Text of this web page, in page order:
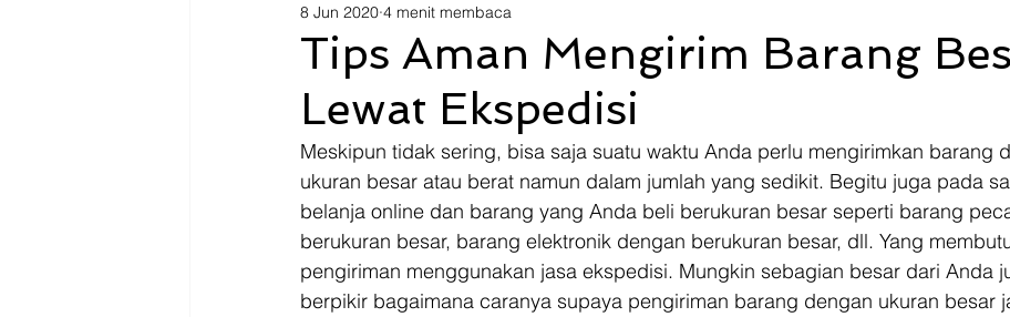
Marketing Media
Transporter Support Blog Vendor
Jakarta
Tips Aman Mengirim Barang
Lewat Ekspedisi
8 Jun 2020 4 menit membaca
Meskipun tidak sering, bisa saja suatu waktu Anda perlu mengirimkan barang
ukuran besar atau berat namun dalam jumlah yang sedikit. Begitu juga pada
belanja online dan barang yang Anda beli berukuran besar seperti barang
berukuran besar, barang elektronik dengan berukuran besar, dll. Yang
pengiriman menggunakan jasa ekspedisi. Mungkin sebagian besar dari Anda
berpikir bagaimana caranya supaya pengiriman barang dengan ukuran besar